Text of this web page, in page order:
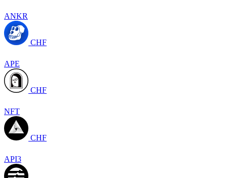
ANKR
CHF
APE
CHF
NFT
CHF
API3